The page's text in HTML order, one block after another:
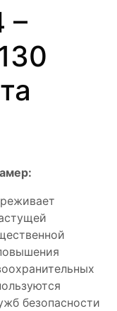
–
безопасности